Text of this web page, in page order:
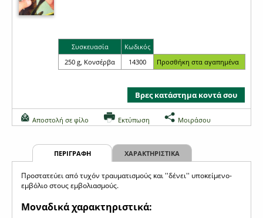
Συσκευασία
Κωδικός
250 g, Κονσέρβα
14300
Βρες κατάστημα κοντά σου
Αποστολή σε φίλο Εκτύπωση Μοιράσου
ΠΕΡΙΓΡΑΦΗ ΧΑΡΑΚΤΗΡΙΣΤΙΚΑ
Προστατεύει από τυχόν τραυματισμούς και ''δένει'' υποκείμενο-
εμβόλιο στους εμβολιασμούς.
Μοναδικά χαρακτηριστικά: